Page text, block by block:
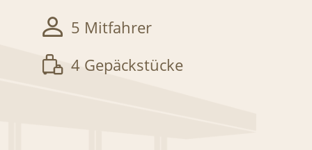
5 Mitfahrer
4 Gepäckstücke